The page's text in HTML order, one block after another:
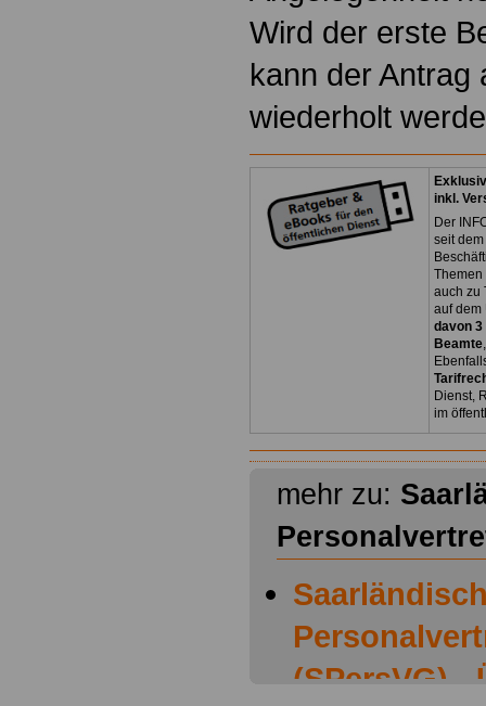
Wird der erste
kann der Antrag
wiederholt
inkl.
Der
seit
Themen
auch zu
auf dem
davon 3
Beamte
Dienst,
im
mehr zu:
(SPersVG) -